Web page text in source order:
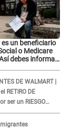
un beneficiario
o Medicare
debes informar
DE WALMART |
RETIRO DE
ser un RIESGO
consumidores: ¿Cuál